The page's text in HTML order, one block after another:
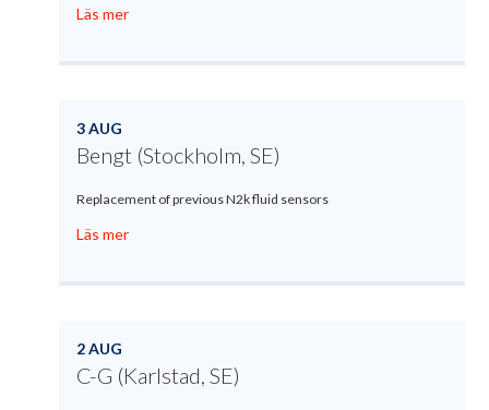
Läs mer
3 AUG
Bengt (Stockholm, SE)
Replacement of previous N2k fluid sensors
Läs mer
2 AUG
C-G (Karlstad, SE)